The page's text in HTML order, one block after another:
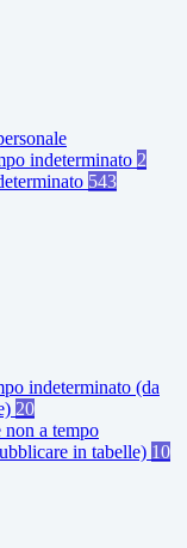
indeterminato 2
543
indeterminato (da
20
non a tempo
in tabelle) 10